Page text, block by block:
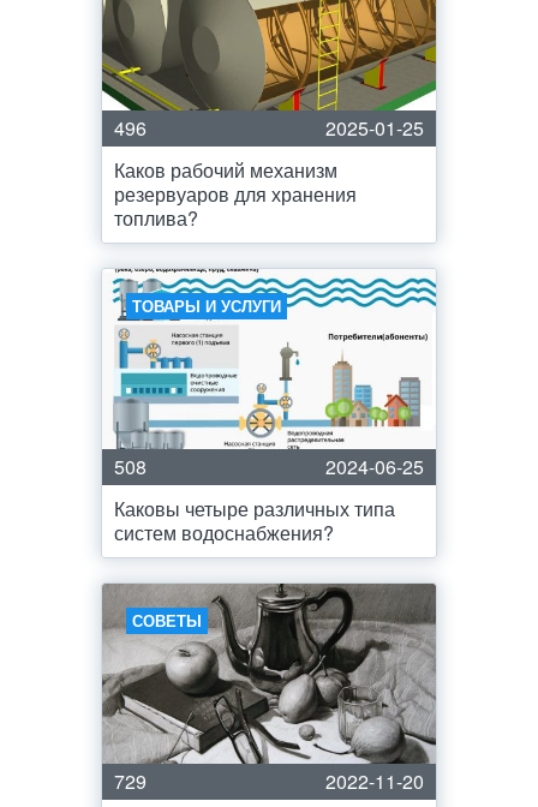
496
2025-01-25
Каков рабочий механизм
резервуаров для хранения
топлива?
ТОВАРЫ И УСЛУГИ
508
2024-06-25
Каковы четыре различных типа
систем водоснабжения?
СОВЕТЫ
729
2022-11-20